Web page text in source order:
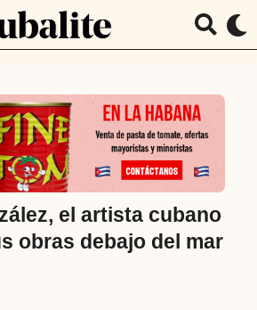
el artista cubano
obras debajo del mar